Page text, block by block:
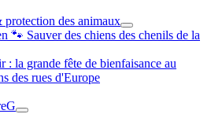
protection des animaux
🐾 Sauver des chiens des chenils de la
: la grande fête de bienfaisance au
des rues d'Europe